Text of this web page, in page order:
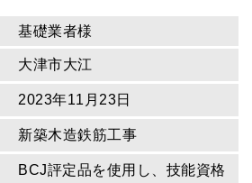
基礎業者様
大津市大江
2023年11月23日
新築木造鉄筋工事
BCJ評定品を使用し、技能資格